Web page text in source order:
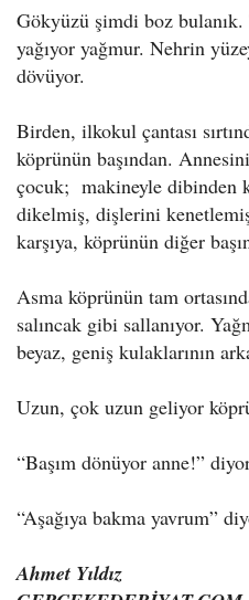
Gökyüzü şimdi boz
yağıyor yağmur. Nehrin
dövüyor.
Birden, ilkokul çantası
köprünün başından.
çocuk; makineyle dibinden
dikelmiş, dişlerini
karşıya, köprünün diğer
Asma köprünün tam
salıncak gibi sallanıyor.
beyaz, geniş kulaklarının
Uzun, çok uzun geliyor
“Başım dönüyor anne!”
“Aşağıya bakma yavrum”
Ahmet Yıldız